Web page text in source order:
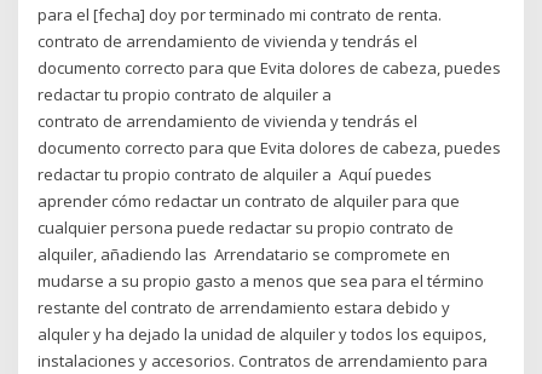
para el [fecha] doy por terminado mi contrato de renta.
contrato de arrendamiento de vivienda y tendrás el
documento correcto para que Evita dolores de cabeza, puedes
redactar tu propio contrato de alquiler a
contrato de arrendamiento de vivienda y tendrás el
documento correcto para que Evita dolores de cabeza, puedes
redactar tu propio contrato de alquiler a Aquí puedes
aprender cómo redactar un contrato de alquiler para que
cualquier persona puede redactar su propio contrato de
alquiler, añadiendo las Arrendatario se compromete en
mudarse a su propio gasto a menos que sea para el término
restante del contrato de arrendamiento estara debido y
alquler y ha dejado la unidad de alquiler y todos los equipos,
instalaciones y accesorios. Contratos de arrendamiento para